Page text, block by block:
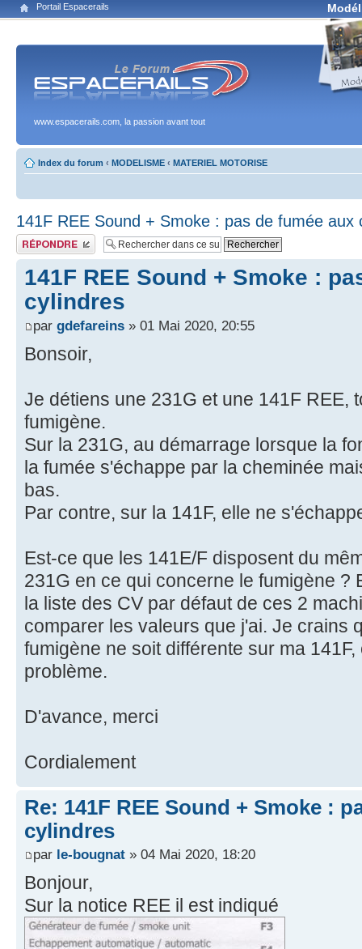
Portail Espacerails
www.espacerails.com, la passion avant tout
Index du forum ‹ MODELISME ‹ MATERIEL MOTORISE
141F REE Sound + Smoke : pas de fumée aux
Publier une réponse
141F REE Sound + Smoke :
cylindres
par gdefareins » 01 Mai 2020, 20:55
Bonsoir,
Je détiens une 231G et une 141F REE,
fumigène.
Sur la 231G, au démarrage lorsque la
la fumée s'échappe par la cheminée
bas.
Par contre, sur la 141F, elle ne
Est-ce que les 141E/F disposent du
231G en ce qui concerne le fumigène ?
la liste des CV par défaut de ces 2
comparer les valeurs que j'ai. Je crains
fumigène ne soit différente sur ma
problème.
D'avance, merci
Cordialement
Re: 141F REE Sound + Smoke :
cylindres
par le-bougnat » 04 Mai 2020, 18:20
Bonjour,
Sur la notice REE il est indiqué